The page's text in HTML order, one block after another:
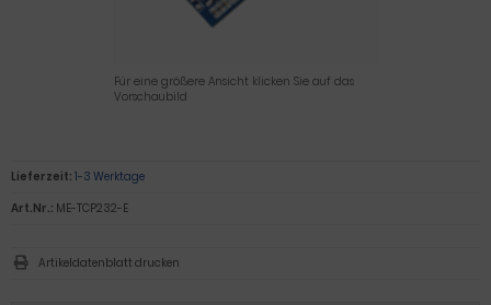
Für eine größere Ansicht klicken Sie auf das
Vorschaubild
Lieferzeit: 1-3 Werktage
Art.Nr.: ME-TCP232-E
Artikeldatenblatt drucken